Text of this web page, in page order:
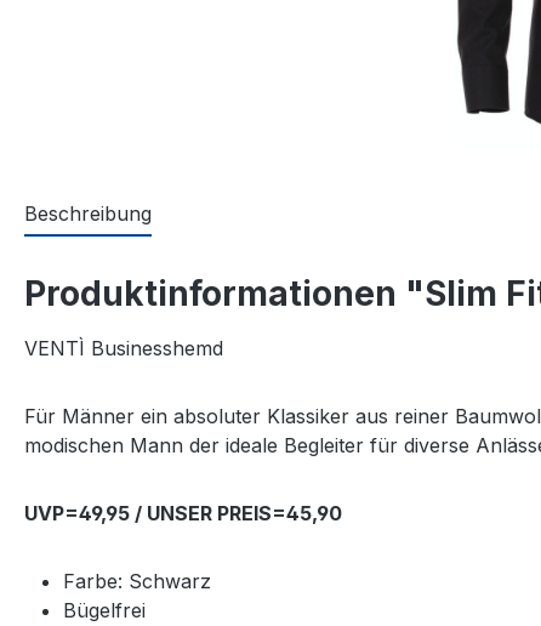
Beschreibung
Produktinformationen "Slim
VENTÌ Businesshemd
Für Männer ein absoluter Klassiker aus reiner
modischen Mann der ideale Begleiter für diverse
UVP=49,95 / UNSER PREIS=45,90
Farbe: Schwarz
Bügelfrei